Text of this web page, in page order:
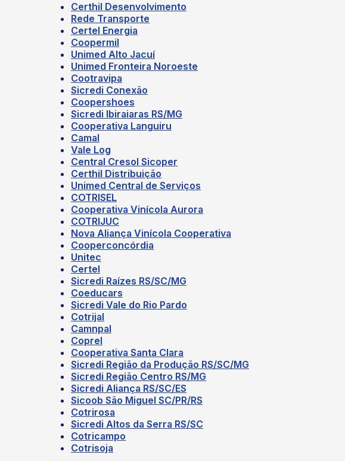
Certhil Desenvolvimento
Rede Transporte
Certel Energia
Coopermil
Unimed Alto Jacuí
Unimed Fronteira Noroeste
Cootravipa
Sicredi Conexão
Coopershoes
Sicredi Ibiraiaras RS/MG
Cooperativa Languiru
Camal
Vale Log
Central Cresol Sicoper
Certhil Distribuição
Unimed Central de Serviços
COTRISEL
Cooperativa Vinícola Aurora
COTRIJUC
Nova Aliança Vinícola Cooperativa
Cooperconcórdia
Unitec
Certel
Sicredi Raízes RS/SC/MG
Coeducars
Sicredi Vale do Rio Pardo
Cotrijal
Camnpal
Coprel
Cooperativa Santa Clara
Sicredi Região da Produção RS/SC/MG
Sicredi Região Centro RS/MG
Sicredi Aliança RS/SC/ES
Sicoob São Miguel SC/PR/RS
Cotrirosa
Sicredi Altos da Serra RS/SC
Cotricampo
Cotrisoja